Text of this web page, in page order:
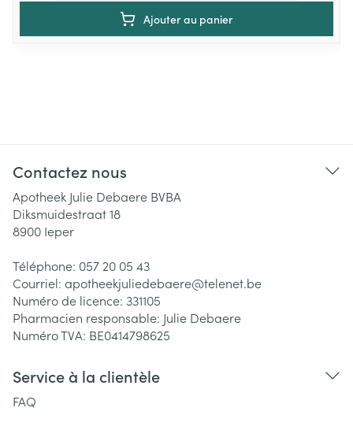
Ajouter au panier
Contactez nous
Apotheek Julie Debaere BVBA
Diksmuidestraat 18
8900 Ieper
Téléphone: 057 20 05 43
Courriel: apotheekjuliedebaere@telenet.be
Numéro de licence: 331105
Pharmacien responsable: Julie Debaere
Numéro TVA: BE0414798625
Service à la clientèle
FAQ